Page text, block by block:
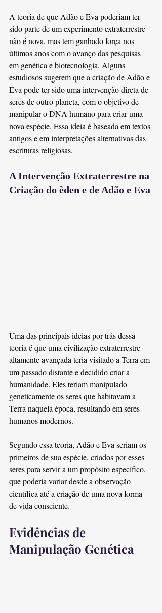
A teoria de que Adão e Eva poderiam ter
sido parte de um experimento extraterrestre
não é nova, mas tem ganhado força nos
últimos anos com o avanço das pesquisas
em genética e biotecnologia. Alguns
estudiosos sugerem que a criação de Adão e
Eva pode ter sido uma intervenção direta de
seres de outro planeta, com o objetivo de
manipular o DNA humano para criar uma
nova espécie. Essa ideia é baseada em textos
antigos e em interpretações alternativas das
escrituras religiosas.
A Intervenção Extraterrestre na
Criação do èden e de Adão e Eva
Uma das principais ideias por trás dessa
teoria é que uma civilização extraterrestre
altamente avançada teria visitado a Terra em
um passado distante e decidido criar a
humanidade. Eles teriam manipulado
geneticamente os seres que habitavam a
Terra naquela época, resultando em seres
humanos modernos.
Segundo essa teoria, Adão e Eva seriam os
primeiros de sua espécie, criados por esses
seres para servir a um propósito específico,
que poderia variar desde a observação
científica até a criação de uma nova forma
de vida consciente.
Evidências de
Manipulação Genética